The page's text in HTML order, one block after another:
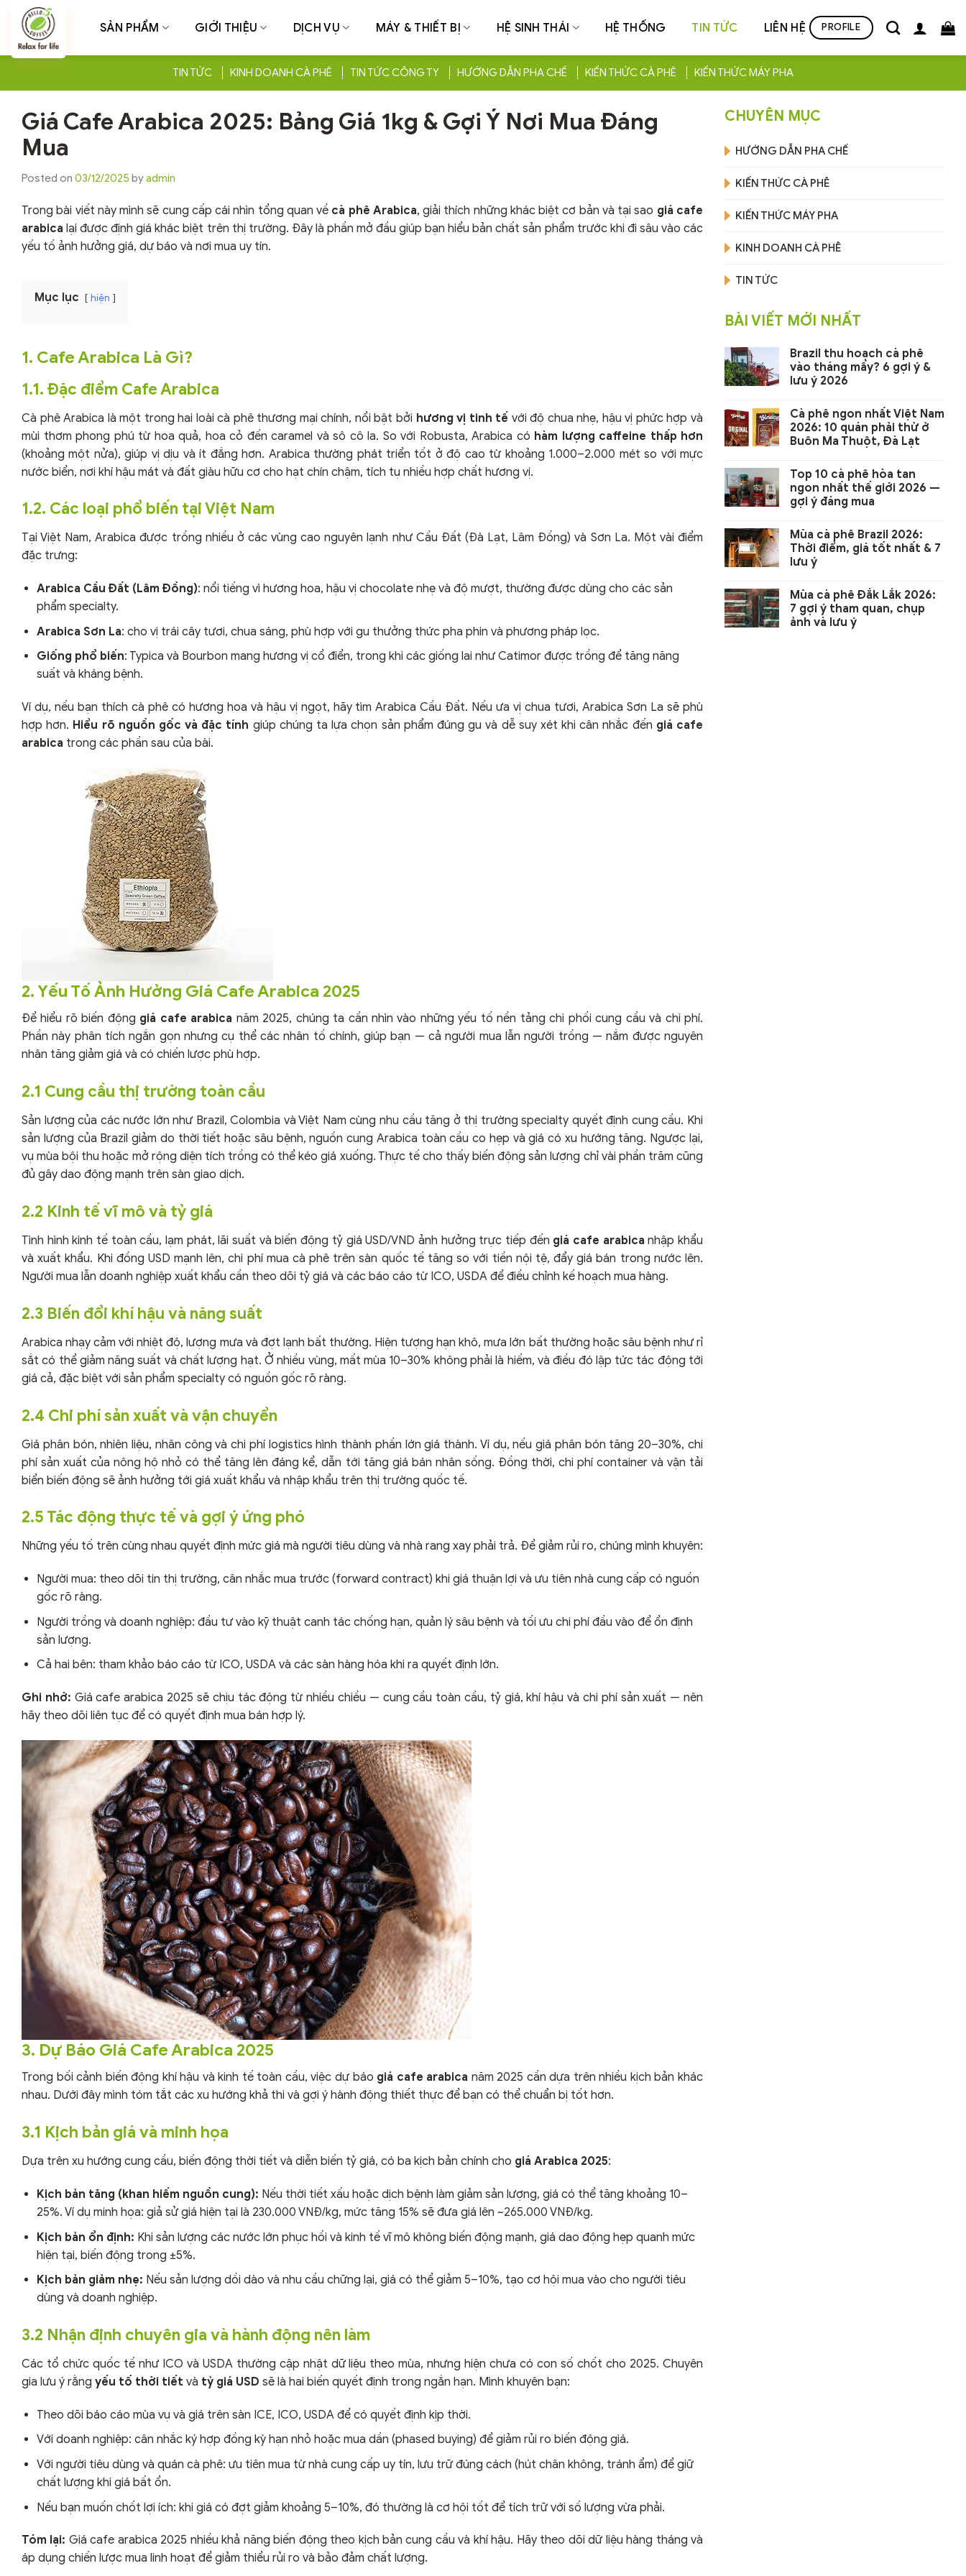
Chuyển
dung
SẢN PHẨM GIỚI THIỆU DỊCH VỤ MÁY & THIẾT BỊ HỆ SINH THÁI HỆ THỐNG TIN TỨC LIÊN HỆ PROFILE
TIN TỨC KINH DOANH CÀ PHÊ TIN TỨC CÔNG TY HƯỚNG DẪN PHA CHẾ KIẾN THỨC CÀ PHÊ KIẾN THỨC MÁY PHA
Giá Cafe Arabica 2025: Bảng Giá 1kg & Gợi Ý Nơi Mua Đáng
Mua
Posted on 03/12/2025 byadmin
Trong bài viết này mình sẽ cung cấp cái nhìn tổng quan về cà phê Arabica, giải thích những khác biệt cơ bản và tại sao giá cafe
arabica lại được định giá khác biệt trên thị trường. Đây là phần mở đầu giúp bạn hiểu bản chất sản phẩm trước khi đi sâu vào các
yếu tố ảnh hưởng giá, dự báo và nơi mua uy tín.
Mục lục hiện
1. Cafe Arabica Là Gì?
1.1. Đặc điểm Cafe Arabica
Cà phê Arabica là một trong hai loài cà phê thương mại chính, nổi bật bởi hương vị tinh tế với độ chua nhẹ, hậu vị phức hợp và
mùi thơm phong phú từ hoa quả, hoa cỏ đến caramel và sô cô la. So với Robusta, Arabica có hàm lượng caffeine thấp hơn
(khoảng một nửa), giúp vị dịu và ít đắng hơn. Arabica thường phát triển tốt ở độ cao từ khoảng 1.000–2.000 mét so với mực
nước biển, nơi khí hậu mát và đất giàu hữu cơ cho hạt chín chậm, tích tụ nhiều hợp chất hương vị.
1.2. Các loại phổ biến tại Việt Nam
Tại Việt Nam, Arabica được trồng nhiều ở các vùng cao nguyên lạnh như Cầu Đất (Đà Lạt, Lâm Đồng) và Sơn La. Một vài điểm
đặc trưng:
Arabica Cầu Đất (Lâm Đồng): nổi tiếng vì hương hoa, hậu vị chocolate nhẹ và độ mượt, thường được dùng cho các sản
phẩm specialty.
Arabica Sơn La: cho vị trái cây tươi, chua sáng, phù hợp với gu thưởng thức pha phin và phương pháp lọc.
Giống phổ biến: Typica và Bourbon mang hương vị cổ điển, trong khi các giống lai như Catimor được trồng để tăng năng
suất và kháng bệnh.
Ví dụ, nếu bạn thích cà phê có hương hoa và hậu vị ngọt, hãy tìm Arabica Cầu Đất. Nếu ưa vị chua tươi, Arabica Sơn La sẽ phù
hợp hơn. Hiểu rõ nguồn gốc và đặc tính giúp chúng ta lựa chọn sản phẩm đúng gu và dễ suy xét khi cân nhắc đến giá cafe
arabica trong các phần sau của bài.
2. Yếu Tố Ảnh Hưởng Giá Cafe Arabica 2025
Để hiểu rõ biến động giá cafe arabica năm 2025, chúng ta cần nhìn vào những yếu tố nền tảng chi phối cung cầu và chi phí.
Phần này phân tích ngắn gọn nhưng cụ thể các nhân tố chính, giúp bạn — cả người mua lẫn người trồng — nắm được nguyên
nhân tăng giảm giá và có chiến lược phù hợp.
2.1 Cung cầu thị trường toàn cầu
Sản lượng của các nước lớn như Brazil, Colombia và Việt Nam cùng nhu cầu tăng ở thị trường specialty quyết định cung cầu. Khi
sản lượng của Brazil giảm do thời tiết hoặc sâu bệnh, nguồn cung Arabica toàn cầu co hẹp và giá có xu hướng tăng. Ngược lại,
vụ mùa bội thu hoặc mở rộng diện tích trồng có thể kéo giá xuống. Thực tế cho thấy biến động sản lượng chỉ vài phần trăm cũng
đủ gây dao động mạnh trên sàn giao dịch.
2.2 Kinh tế vĩ mô và tỷ giá
Tình hình kinh tế toàn cầu, lạm phát, lãi suất và biến động tỷ giá USD/VND ảnh hưởng trực tiếp đến giá cafe arabica nhập khẩu
và xuất khẩu. Khi đồng USD mạnh lên, chi phí mua cà phê trên sàn quốc tế tăng so với tiền nội tệ, đẩy giá bán trong nước lên.
Người mua lẫn doanh nghiệp xuất khẩu cần theo dõi tỷ giá và các báo cáo từ ICO, USDA để điều chỉnh kế hoạch mua hàng.
2.3 Biến đổi khí hậu và năng suất
Arabica nhạy cảm với nhiệt độ, lượng mưa và đợt lạnh bất thường. Hiện tượng hạn khô, mưa lớn bất thường hoặc sâu bệnh như rỉ
sắt có thể giảm năng suất và chất lượng hạt. Ở nhiều vùng, mất mùa 10–30% không phải là hiếm, và điều đó lập tức tác động tới
giá cả, đặc biệt với sản phẩm specialty có nguồn gốc rõ ràng.
2.4 Chi phí sản xuất và vận chuyển
Giá phân bón, nhiên liệu, nhân công và chi phí logistics hình thành phần lớn giá thành. Ví dụ, nếu giá phân bón tăng 20–30%, chi
phí sản xuất của nông hộ nhỏ có thể tăng lên đáng kể, dẫn tới tăng giá bán nhân sống. Đồng thời, chi phí container và vận tải
biển biến động sẽ ảnh hưởng tới giá xuất khẩu và nhập khẩu trên thị trường quốc tế.
2.5 Tác động thực tế và gợi ý ứng phó
Những yếu tố trên cùng nhau quyết định mức giá mà người tiêu dùng và nhà rang xay phải trả. Để giảm rủi ro, chúng mình khuyên:
Người mua: theo dõi tin thị trường, cân nhắc mua trước (forward contract) khi giá thuận lợi và ưu tiên nhà cung cấp có nguồn
gốc rõ ràng.
Người trồng và doanh nghiệp: đầu tư vào kỹ thuật canh tác chống hạn, quản lý sâu bệnh và tối ưu chi phí đầu vào để ổn định
sản lượng.
Cả hai bên: tham khảo báo cáo từ ICO, USDA và các sàn hàng hóa khi ra quyết định lớn.
Ghi nhớ: Giá cafe arabica 2025 sẽ chịu tác động từ nhiều chiều — cung cầu toàn cầu, tỷ giá, khí hậu và chi phí sản xuất — nên
hãy theo dõi liên tục để có quyết định mua bán hợp lý.
3. Dự Báo Giá Cafe Arabica 2025
Trong bối cảnh biến động khí hậu và kinh tế toàn cầu, việc dự báo giá cafe arabica năm 2025 cần dựa trên nhiều kịch bản khác
nhau. Dưới đây mình tóm tắt các xu hướng khả thi và gợi ý hành động thiết thực để bạn có thể chuẩn bị tốt hơn.
3.1 Kịch bản giá và minh họa
Dựa trên xu hướng cung cầu, biến động thời tiết và diễn biến tỷ giá, có ba kịch bản chính cho giá Arabica 2025:
Kịch bản tăng (khan hiếm nguồn cung): Nếu thời tiết xấu hoặc dịch bệnh làm giảm sản lượng, giá có thể tăng khoảng 10–
25%. Ví dụ minh họa: giả sử giá hiện tại là 230.000 VNĐ/kg, mức tăng 15% sẽ đưa giá lên ~265.000 VNĐ/kg.
Kịch bản ổn định: Khi sản lượng các nước lớn phục hồi và kinh tế vĩ mô không biến động mạnh, giá dao động hẹp quanh mức
hiện tại, biến động trong ±5%.
Kịch bản giảm nhẹ: Nếu sản lượng dồi dào và nhu cầu chững lại, giá có thể giảm 5–10%, tạo cơ hội mua vào cho người tiêu
dùng và doanh nghiệp.
3.2 Nhận định chuyên gia và hành động nên làm
Các tổ chức quốc tế như ICO và USDA thường cập nhật dữ liệu theo mùa, nhưng hiện chưa có con số chốt cho 2025. Chuyên
gia lưu ý rằng yếu tố thời tiết và tỷ giá USD sẽ là hai biến quyết định trong ngắn hạn. Mình khuyên bạn:
Theo dõi báo cáo mùa vụ và giá trên sàn ICE, ICO, USDA để có quyết định kịp thời.
Với doanh nghiệp: cân nhắc ký hợp đồng kỳ hạn nhỏ hoặc mua dần (phased buying) để giảm rủi ro biến động giá.
Với người tiêu dùng và quán cà phê: ưu tiên mua từ nhà cung cấp uy tín, lưu trữ đúng cách (hút chân không, tránh ẩm) để giữ
chất lượng khi giá bất ổn.
Nếu bạn muốn chốt lợi ích: khi giá có đợt giảm khoảng 5–10%, đó thường là cơ hội tốt để tích trữ với số lượng vừa phải.
Tóm lại: Giá cafe arabica 2025 nhiều khả năng biến động theo kịch bản cung cầu và khí hậu. Hãy theo dõi dữ liệu hàng tháng và
áp dụng chiến lược mua linh hoạt để giảm thiểu rủi ro và bảo đảm chất lượng.
CHUYÊN MỤC
HƯỚNG DẪN PHA CHẾ
KIẾN THỨC CÀ PHÊ
KIẾN THỨC MÁY PHA
KINH DOANH CÀ PHÊ
TIN TỨC
BÀI VIẾT MỚI NHẤT
Brazil thu hoạch cà phê
vào tháng mấy? 6 gợi ý &
lưu ý 2026
Cà phê ngon nhất Việt Nam
2026: 10 quán phải thử ở
Buôn Ma Thuột, Đà Lạt
Top 10 cà phê hòa tan
ngon nhất thế giới 2026 —
gợi ý đáng mua
Mùa cà phê Brazil 2026:
Thời điểm, giá tốt nhất & 7
lưu ý
Mùa cà phê Đắk Lắk 2026:
7 gợi ý tham quan, chụp
ảnh và lưu ý